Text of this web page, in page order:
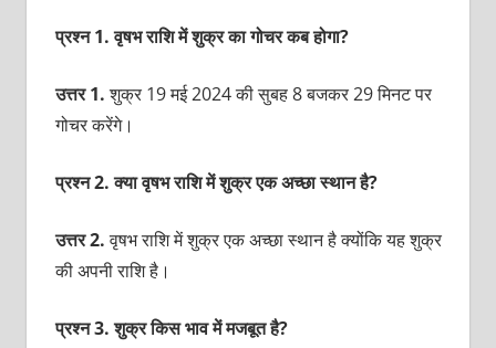
प्रश्न 1. वृषभ राशि में शुक्र का गोचर कब होगा?
उत्तर 1.शुक्र 19 मई 2024 की सुबह 8 बजकर 29 मिनट पर
गोचर करेंगे।
प्रश्न 2. क्या वृषभ राशि में शुक्र एक अच्छा स्थान है?
उत्तर 2.वृषभ राशि में शुक्र एक अच्छा स्थान है क्योंकि यह शुक्र
की अपनी राशि है।
प्रश्न 3. शुक्र किस भाव में मजबूत है?